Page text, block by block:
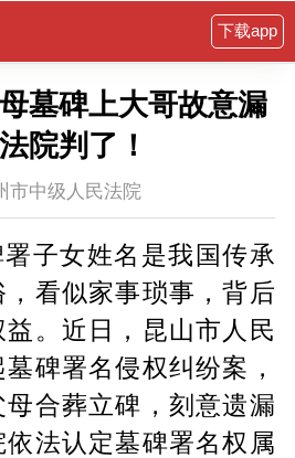
下载app
墓碑上大哥故意漏
院判了！
市中级人民法院
子女姓名是我国传承
看似家事琐事，背后
。近日，昆山市人民
碑署名侵权纠纷案，
母合葬立碑，刻意遗漏
法认定墓碑署名权属